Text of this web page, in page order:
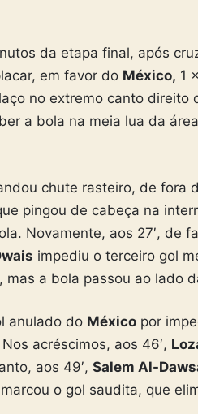
da etapa final, após
em favor do México, 1
no extremo canto direito
a bola na meia lua da
chute rasteiro, de fora
pingou de cabeça na
Novamente, aos 27′, de
impediu o terceiro gol
a bola passou ao lado
anulado do México por
acréscimos, aos 46′,
aos 49′, Salem Al-
o gol saudita, que